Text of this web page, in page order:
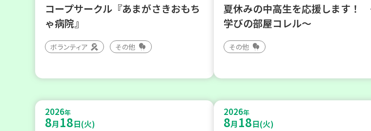
コープサークル『あまがさきおもち
ゃ病院』
ボランティア その他
夏休みの中高生を応援します！
学びの部屋コレル～
その他
2026年
8月 18日(火)
2026年
8月 18日(火)